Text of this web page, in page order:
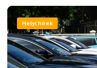
Helyi hírek